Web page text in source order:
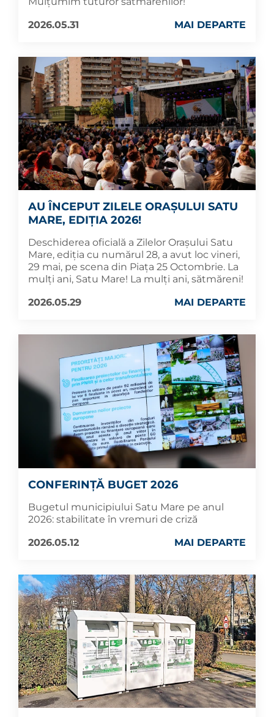
2026.05.31
MAI DEPARTE
AU ÎNCEPUT ZILELE ORAȘULUI SATU
MARE, EDIȚIA 2026!
Deschiderea oficială a Zilelor Orașului Satu
Mare, ediția cu numărul 28, a avut loc vineri,
29 mai, pe scena din Piața 25 Octombrie. La
mulți ani, Satu Mare! La mulți ani, sătmăreni!
2026.05.29
MAI DEPARTE
CONFERINȚĂ BUGET 2026
Bugetul municipiului Satu Mare pe anul
2026: stabilitate în vremuri de criză
2026.05.12
MAI DEPARTE